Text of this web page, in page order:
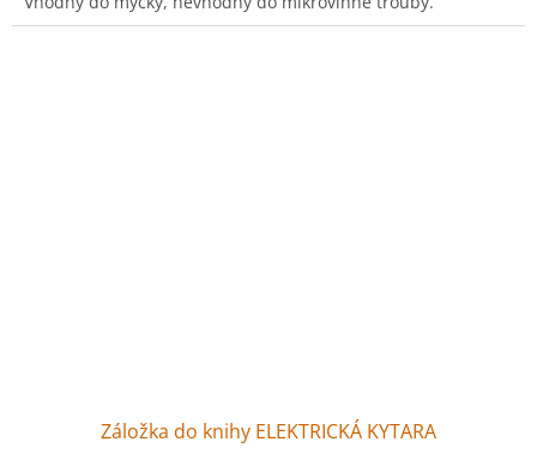
Záložka do knihy ELEKTRICKÁ KYTARA